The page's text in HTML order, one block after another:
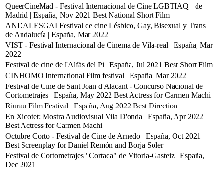
QueerCineMad - Festival Internacional de Cine LGBTIAQ+ de
Madrid | España, Nov 2021 Best National Short Film
ANDALESGAI Festival de cine Lésbico, Gay, Bisexual y Trans
de Andalucía | España, Mar 2022
VIST - Festival Internacional de Cinema de Vila-real | España, Mar
2022
Festival de cine de l'Alfàs del Pi | España, Jul 2021 Best Short Film
CINHOMO International Film festival | España, Mar 2022
Festival de Cine de Sant Joan d'Alacant - Concurso Nacional de
Cortometrajes | España, May 2022 Best Actress for Carmen Machi
Riurau Film Festival | España, Aug 2022 Best Direction
En Xicotet: Mostra Audiovisual Vila D'onda | España, Apr 2022
Best Actress for Carmen Machi
Octubre Corto - Festival de Cine de Arnedo | España, Oct 2021
Best Screenplay for Daniel Remón and Borja Soler
Festival de Cortometrajes "Cortada" de Vitoria-Gasteiz | España,
Dec 2021